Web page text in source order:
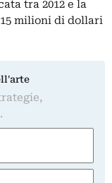
tra 2012 e la
milioni di dollari